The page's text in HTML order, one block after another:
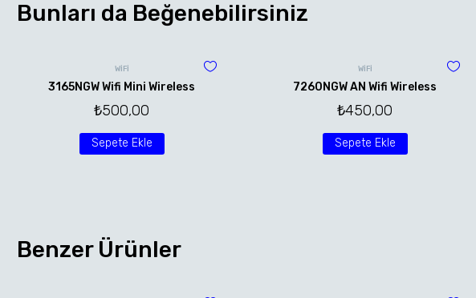
Bunları da Beğenebilirsiniz
WİFİ
3165NGW Wifi Mini Wireless
₺500,00
Sepete Ekle
WİFİ
7260NGW AN Wifi Wireless
₺450,00
Sepete Ekle
Benzer Ürünler